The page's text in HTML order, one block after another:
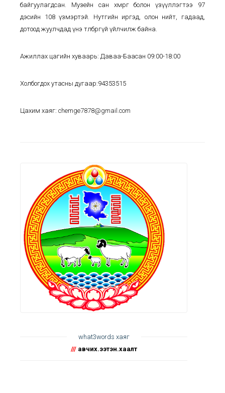
байгуулагдсан. Музейн сан хөмрөг болон үзүүллэгтээ 97
дэсийн 108 үзмэртэй. Нутгийн иргэд, олон нийт, гадаад,
дотоод жуулчдад үнэ төлбөргүй үйлчилж байна.
Ажиллах цагийн хуваарь: Даваа-Баасан 09:00-18:00
Холбогдох утасны дугаар:94353515
Цахим хаяг: chemge7878@gmail.com
what3words хаяг
/// авчих.ээтэн.хаалт